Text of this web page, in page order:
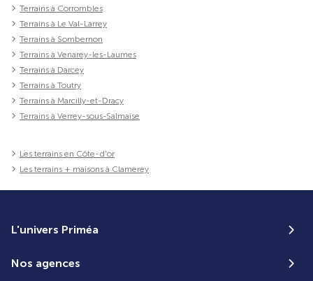
Terrains à Corrombles
Terrains à Le Val-Larrey
Terrains à Sombernon
Terrains à Venarey-les-Laumes
Terrains à Darcey
Terrains à Toutry
Terrains à Marcilly-et-Dracy
Terrains à Verrey-sous-Salmaise
Les terrains en Côte-d'or
Les terrains + maisons à Clamerey
L'univers Priméa
Nos agences